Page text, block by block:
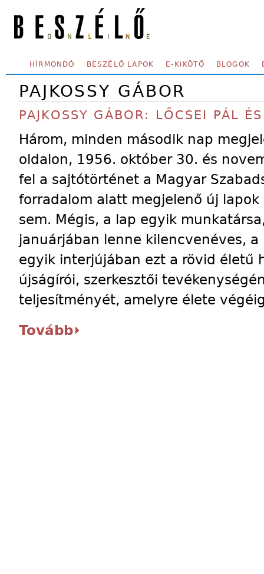
SECONDARY MENU
HÍRMONDÓ BESZÉLŐ LAPOK E-KIKÖTŐ BLOGOK
PAJKOSSY GÁBOR
PAJKOSSY GÁBOR: LŐCSEI PÁL
Három, minden második nap
oldalon, 1956. október 30. és
fel a sajtótörténet a Magyar
forradalom alatt megjelenő új
sem. Mégis, a lap egyik
januárjában lenne kilencvenéves,
egyik interjújában ezt a rövid életű
újságírói, szerkesztői
teljesítményét, amelyre élete
Tovább